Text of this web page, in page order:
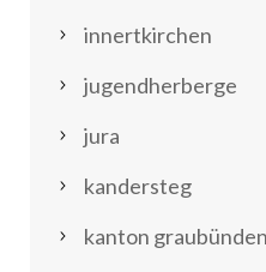
innertkirchen
jugendherberge
jura
kandersteg
kanton graubünden